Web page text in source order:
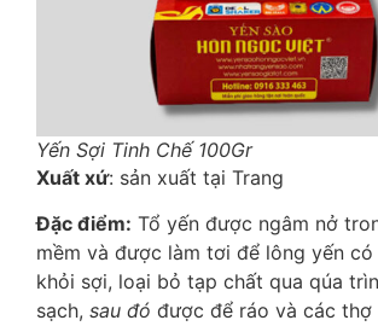
Yến Sợi Tinh Chế 100Gr
Xuất xứ: sản xuất tại Trang
Đặc điểm: Tổ yến được ngâm nở
mềm và được làm tơi để lông yến
khỏi sợi, loại bỏ tạp chất qua qúa
sạch, sau đó được để ráo và các thợ